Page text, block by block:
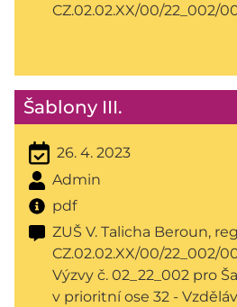
CZ.02.02.XX/00/22_002/
Šablony III.
26. 4. 2023
Admin
pdf
ZUŠ V. Talicha Beroun,
CZ.02.02.XX/00/22_002/
Výzvy č. 02_22_002 pro
v prioritní ose 32 -